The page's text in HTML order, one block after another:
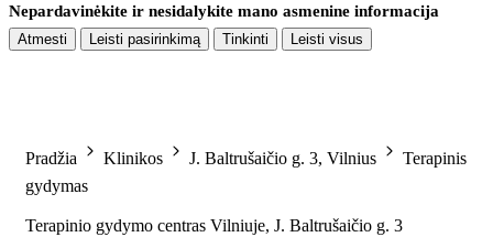
Nepardavinėkite ir nesidalykite mano asmenine informacija
Atmesti Leisti pasirinkimą Tinkinti Leisti visus
Pradžia Klinikos J. Baltrušaičio g. 3, Vilnius
Terapinis
gydymas
Terapinio gydymo centras Vilniuje, J. Baltrušaičio g. 3